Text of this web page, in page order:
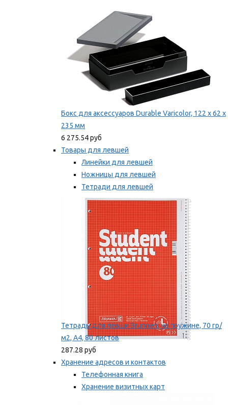
Бокс для аксессуаров Durable Varicolor, 122 x 62 x
235 мм
6 275.54 руб
Товары для левшей
Линейки для левшей
Ножницы для левшей
Тетради для левшей
Точилки для левшей
Мы рекомендуем
Тетрадь для левши Brunnen, на пружине, 70 гр/
м2, А4, 80 листов
287.28 руб
Хранение адресов и контактов
Телефонная книга
Хранение визитных карт